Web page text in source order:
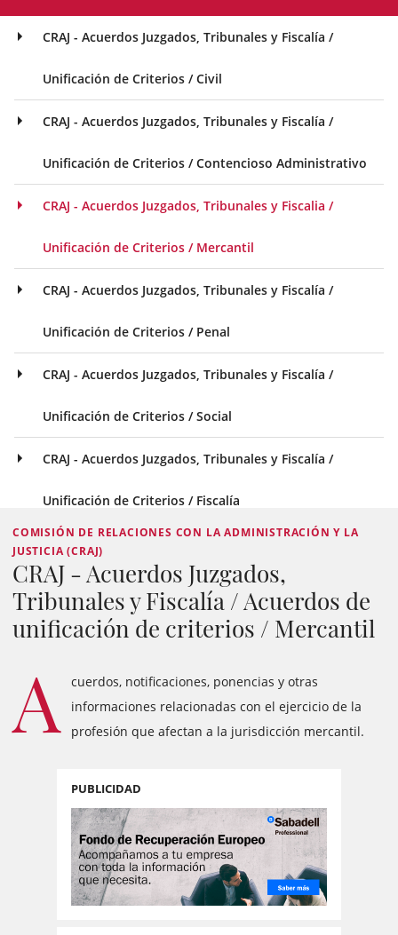
CRAJ - Acuerdos Juzgados, Tribunales y Fiscalía /
Unificación de Criterios / Civil
CRAJ - Acuerdos Juzgados, Tribunales y Fiscalía /
Unificación de Criterios / Contencioso Administrativo
CRAJ - Acuerdos Juzgados, Tribunales y Fiscalia /
Unificación de Criterios / Mercantil
CRAJ - Acuerdos Juzgados, Tribunales y Fiscalía /
Unificación de Criterios / Penal
CRAJ - Acuerdos Juzgados, Tribunales y Fiscalía /
Unificación de Criterios / Social
CRAJ - Acuerdos Juzgados, Tribunales y Fiscalía /
Unificación de Criterios / Fiscalía
COMISIÓN DE RELACIONES CON LA ADMINISTRACIÓN Y LA
JUSTICIA (CRAJ)
CRAJ - Acuerdos Juzgados,
Tribunales y Fiscalía / Acuerdos de
unificación de criterios / Mercantil
A
cuerdos, notificaciones, ponencias y otras
informaciones relacionadas con el ejercicio de la
profesión que afectan a la jurisdicción mercantil.
PUBLICIDAD